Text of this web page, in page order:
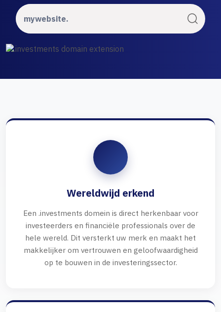
Wereldwijd erkend
Een .investments domein is direct herkenbaar voor
investeerders en financiële professionals over de
hele wereld. Dit versterkt uw merk en maakt het
makkelijker om vertrouwen en geloofwaardigheid
op te bouwen in de investeringssector.